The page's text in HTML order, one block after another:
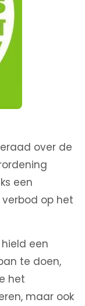
over de
een
op het
een
te doen,
het
maar ook